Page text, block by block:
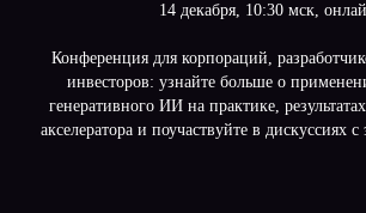
14 декабря, 10:30 мск,
Конференция для корпораций,
инвесторов: узнайте больше о
генеративного ИИ на практике,
акселератора и поучаствуйте в дискуссиях